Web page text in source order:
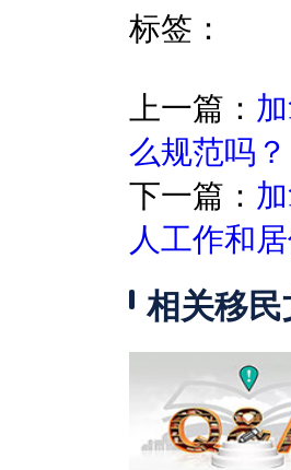
标签：
上一篇：
么规范吗？
下一篇：
人工作和
相关移民